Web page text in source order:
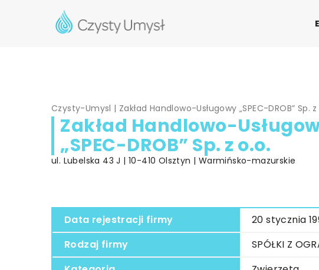
Czysty-Umysl | Zakład Handlowo-Usługowy „SPEC-DROB” Sp.
Zakład Handlowo-
„SPEC-DROB” Sp. z o.o.
ul. Lubelska 43 J | 10-410 Olsztyn | Warmińsko-mazurskie
Data rejestracji firmy
20 stycznia
Rodzaj firmy
SPÓŁKI Z